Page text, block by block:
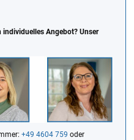
individuelles Angebot? Unser
+49 4604 759 oder